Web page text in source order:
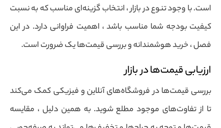
است. با وجود تنوع در بازار ، انتخاب گزینه‌ای مناسب که به نسبت
کیفیت بودجه شما مناسب باشد ، اهمیت فراوانی دارد. در این
فصل ، خرید هوشمندانه و بررسی قیمت‌ها یک ضرورت است.
ارزیابی قیمت‌ها در بازار
بررسی قیمت‌ها در فروشگاه‌های آنلاین و فیزیکی کمک می‌کند
تا از تفاوت‌های موجود مطلع شوید. به همین دلیل ، مقایسه